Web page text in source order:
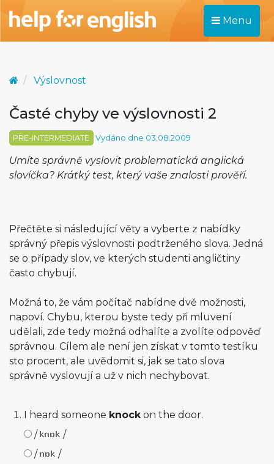
Menu
Výslovnost
Časté chyby ve výslovnosti 2
PRE-INTERMEDIATE Vydáno dne 03.08.2009
Umíte správně vyslovit problematická anglická
slovíčka? Krátký test, který vaše znalosti prověří.
Přečtěte si následující věty a vyberte z nabídky
správný přepis výslovnosti podtrženého slova. Jedná
se o případy slov, ve kterých studenti angličtiny
často chybují.
Možná to, že vám počítač nabídne dvě možnosti,
napoví. Chybu, kterou byste tedy při mluvení
udělali, zde tedy možná odhalíte a zvolíte odpověď
správnou. Cílem ale není jen získat v tomto testíku
sto procent, ale uvědomit si, jak se tato slova
správně vyslovují a už v nich nechybovat.
I heard someone knockon the door.
/
/
/
/